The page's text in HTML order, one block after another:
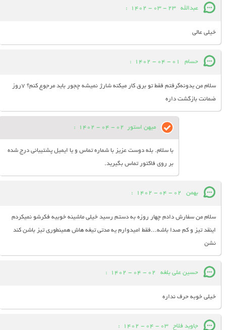
عبدالله 23 - 03 - 1402
:
خیلی عالی
حسام 01 - 04 - 1402
:
سلام من یدونه‌گرفتم فقط تو برق کار میکنه شارژ نمیشه چجور باید مرجوع کنم؟ 7روز
ضمانت بازگشت داره
میهن استور 02 - 04 - 1402
:
با سلام. بله دوست عزیز با شماره تماس و یا ایمیل پشتیبانی درج شده
بر روی فاکتور تماس بگیرید.
بهمن 02 - 04 - 1402
:
سلام من سفارش دادم چهار روزه به دستم رسید خیلی ماشینه خوبیه فکرشو نمیکردم
اینقد تیز و کم صدا باشه...فقط امیدوارم یه مدتی تیغه هاش همینطوری تیز باشن کند
نشن
حسین علی بلغه 02 - 04 - 1402
:
خیلی خوبه حرف نداره
جاوید فلاح 03 - 04 - 1402
: